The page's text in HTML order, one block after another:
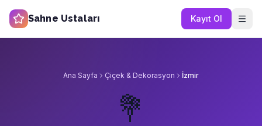
Sahne Ustaları Kayıt Ol
Ana Sayfa Çiçek & Dekorasyon İzmir
💐